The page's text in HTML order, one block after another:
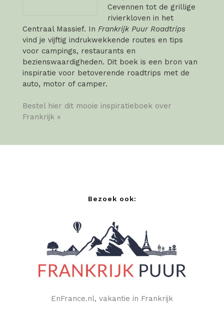
Cevennen tot de grillige
rivierkloven in het
Centraal Massief. In Frankrijk Puur Roadtrips
vind je vijftig indrukwekkende routes en tips
voor campings, restaurants en
bezienswaardigheden. Dit boek is een bron van
inspiratie voor betoverende roadtrips met de
auto, motor of camper.
Bestel hier dit mooie inspiratieboek over
Frankrijk »
Bezoek ook:
EnFrance.nl, vakantie in Frankrijk